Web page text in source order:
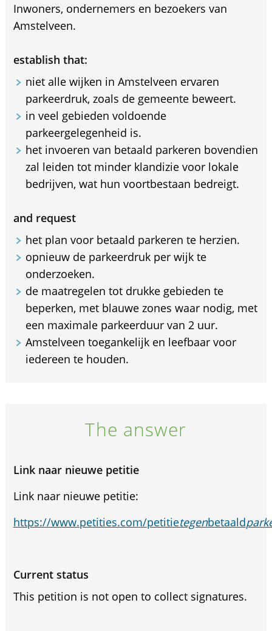
Inwoners, ondernemers en bezoekers van
Amstelveen.
establish that:
niet alle wijken in Amstelveen ervaren
parkeerdruk, zoals de gemeente beweert.
in veel gebieden voldoende
parkeergelegenheid is.
het invoeren van betaald parkeren bovendien
zal leiden tot minder klandizie voor lokale
bedrijven, wat hun voortbestaan bedreigt.
and request
het plan voor betaald parkeren te herzien.
opnieuw de parkeerdruk per wijk te
onderzoeken.
de maatregelen tot drukke gebieden te
beperken, met blauwe zones waar nodig, met
een maximale parkeerduur van 2 uur.
Amstelveen toegankelijk en leefbaar voor
iedereen te houden.
The answer
Link naar nieuwe petitie
Link naar nieuwe petitie:
https://www.petities.com/petitietegenbetaald
Current status
This petition is not open to collect signatures.